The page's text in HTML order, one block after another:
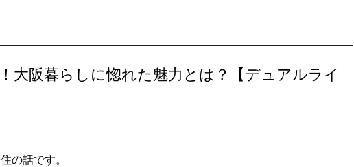
大阪暮らしに惚れた魅力とは？【デュアルライ
の話です。